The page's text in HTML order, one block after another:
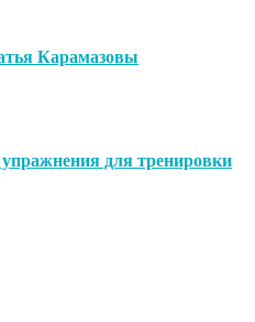
Карамазовы
для тренировки